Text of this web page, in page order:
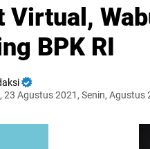
Virtual,
BPK RI
23 Agustus 2021, Senin, Agustus